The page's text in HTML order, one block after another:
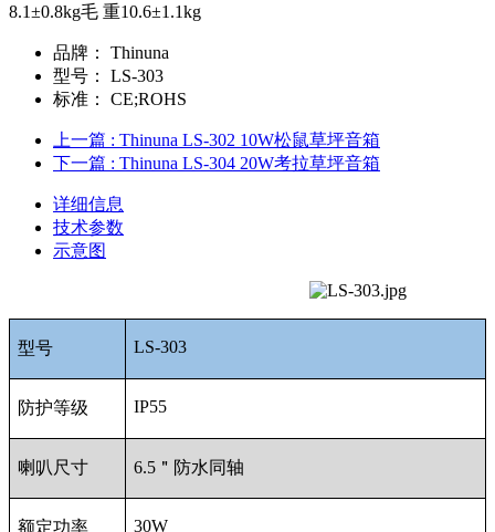
8.1±0.8kg毛 重10.6±1.1kg
品牌：
Thinuna
型号：
LS-303
标准：
CE;ROHS
上一篇 : Thinuna LS-302 10W松鼠草坪音箱
下一篇 : Thinuna LS-304 20W考拉草坪音箱
详细信息
技术参数
示意图
型号 LS-303
防护等级 IP55
喇叭尺寸 6.5 ＂防水同轴
额定功率 30W